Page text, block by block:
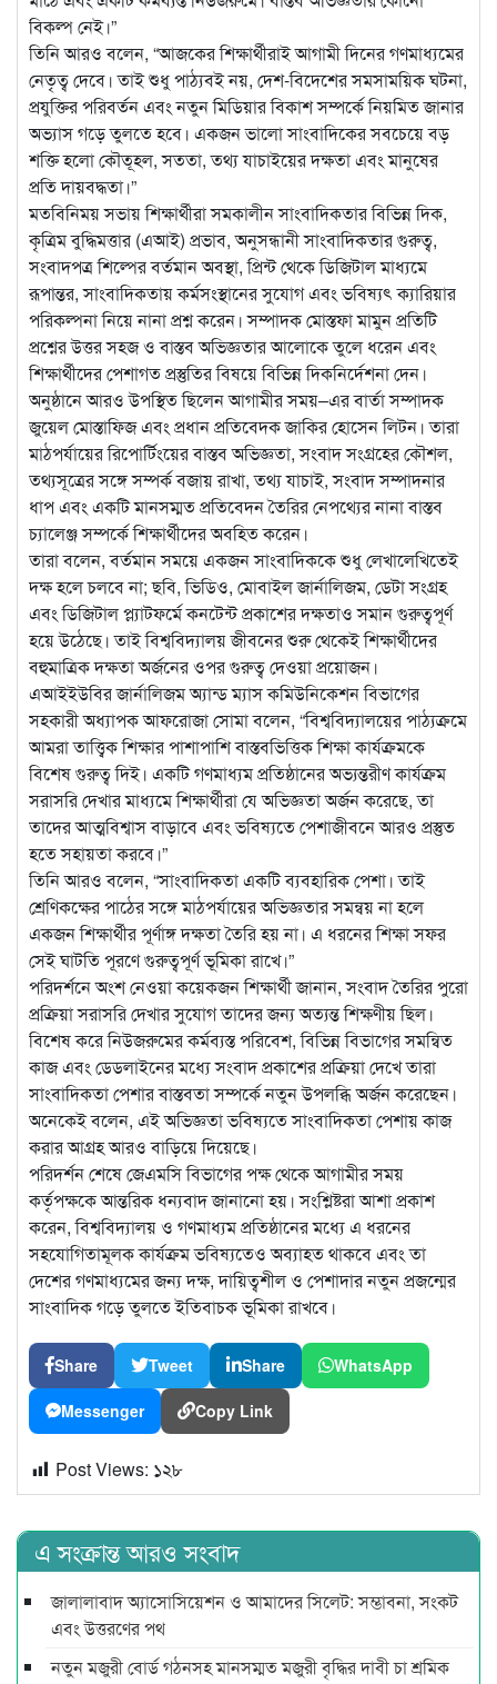
বিকল্প নেই।”
তিনি আরও বলেন, “আজকের শিক্ষার্থীরাই আগামী দিনের গণমাধ্যমের
নেতৃত্ব দেবে। তাই শুধু পাঠ্যবই নয়, দেশ-বিদেশের সমসাময়িক ঘটনা,
প্রযুক্তির পরিবর্তন এবং নতুন মিডিয়ার বিকাশ সম্পর্কে নিয়মিত জানার
অভ্যাস গড়ে তুলতে হবে। একজন ভালো সাংবাদিকের সবচেয়ে বড়
শক্তি হলো কৌতূহল, সততা, তথ্য যাচাইয়ের দক্ষতা এবং মানুষের
প্রতি দায়বদ্ধতা।”
মতবিনিময় সভায় শিক্ষার্থীরা সমকালীন সাংবাদিকতার বিভিন্ন দিক,
কৃত্রিম বুদ্ধিমত্তার (এআই) প্রভাব, অনুসন্ধানী সাংবাদিকতার গুরুত্ব,
সংবাদপত্র শিল্পের বর্তমান অবস্থা, প্রিন্ট থেকে ডিজিটাল মাধ্যমে
রূপান্তর, সাংবাদিকতায় কর্মসংস্থানের সুযোগ এবং ভবিষ্যৎ ক্যারিয়ার
পরিকল্পনা নিয়ে নানা প্রশ্ন করেন। সম্পাদক মোস্তফা মামুন প্রতিটি
প্রশ্নের উত্তর সহজ ও বাস্তব অভিজ্ঞতার আলোকে তুলে ধরেন এবং
শিক্ষার্থীদের পেশাগত প্রস্তুতির বিষয়ে বিভিন্ন দিকনির্দেশনা দেন।
অনুষ্ঠানে আরও উপস্থিত ছিলেন আগামীর সময়–এর বার্তা সম্পাদক
জুয়েল মোস্তাফিজ এবং প্রধান প্রতিবেদক জাকির হোসেন লিটন। তারা
মাঠপর্যায়ের রিপোর্টিংয়ের বাস্তব অভিজ্ঞতা, সংবাদ সংগ্রহের কৌশল,
তথ্যসূত্রের সঙ্গে সম্পর্ক বজায় রাখা, তথ্য যাচাই, সংবাদ সম্পাদনার
ধাপ এবং একটি মানসম্মত প্রতিবেদন তৈরির নেপথ্যের নানা বাস্তব
চ্যালেঞ্জ সম্পর্কে শিক্ষার্থীদের অবহিত করেন।
তারা বলেন, বর্তমান সময়ে একজন সাংবাদিককে শুধু লেখালেখিতেই
দক্ষ হলে চলবে না; ছবি, ভিডিও, মোবাইল জার্নালিজম, ডেটা সংগ্রহ
এবং ডিজিটাল প্ল্যাটফর্মে কনটেন্ট প্রকাশের দক্ষতাও সমান গুরুত্বপূর্ণ
হয়ে উঠেছে। তাই বিশ্ববিদ্যালয় জীবনের শুরু থেকেই শিক্ষার্থীদের
বহুমাত্রিক দক্ষতা অর্জনের ওপর গুরুত্ব দেওয়া প্রয়োজন।
এআইইউবির জার্নালিজম অ্যান্ড ম্যাস কমিউনিকেশন বিভাগের
সহকারী অধ্যাপক আফরোজা সোমা বলেন, “বিশ্ববিদ্যালয়ের পাঠ্যক্রমে
আমরা তাত্ত্বিক শিক্ষার পাশাপাশি বাস্তবভিত্তিক শিক্ষা কার্যক্রমকে
বিশেষ গুরুত্ব দিই। একটি গণমাধ্যম প্রতিষ্ঠানের অভ্যন্তরীণ কার্যক্রম
সরাসরি দেখার মাধ্যমে শিক্ষার্থীরা যে অভিজ্ঞতা অর্জন করেছে, তা
তাদের আত্মবিশ্বাস বাড়াবে এবং ভবিষ্যতে পেশাজীবনে আরও প্রস্তুত
হতে সহায়তা করবে।”
তিনি আরও বলেন, “সাংবাদিকতা একটি ব্যবহারিক পেশা। তাই
শ্রেণিকক্ষের পাঠের সঙ্গে মাঠপর্যায়ের অভিজ্ঞতার সমন্বয় না হলে
একজন শিক্ষার্থীর পূর্ণাঙ্গ দক্ষতা তৈরি হয় না। এ ধরনের শিক্ষা সফর
সেই ঘাটতি পূরণে গুরুত্বপূর্ণ ভূমিকা রাখে।”
পরিদর্শনে অংশ নেওয়া কয়েকজন শিক্ষার্থী জানান, সংবাদ তৈরির পুরো
প্রক্রিয়া সরাসরি দেখার সুযোগ তাদের জন্য অত্যন্ত শিক্ষণীয় ছিল।
বিশেষ করে নিউজরুমের কর্মব্যস্ত পরিবেশ, বিভিন্ন বিভাগের সমন্বিত
কাজ এবং ডেডলাইনের মধ্যে সংবাদ প্রকাশের প্রক্রিয়া দেখে তারা
সাংবাদিকতা পেশার বাস্তবতা সম্পর্কে নতুন উপলব্ধি অর্জন করেছেন।
অনেকেই বলেন, এই অভিজ্ঞতা ভবিষ্যতে সাংবাদিকতা পেশায় কাজ
করার আগ্রহ আরও বাড়িয়ে দিয়েছে।
পরিদর্শন শেষে জেএমসি বিভাগের পক্ষ থেকে আগামীর সময়
কর্তৃপক্ষকে আন্তরিক ধন্যবাদ জানানো হয়। সংশ্লিষ্টরা আশা প্রকাশ
করেন, বিশ্ববিদ্যালয় ও গণমাধ্যম প্রতিষ্ঠানের মধ্যে এ ধরনের
সহযোগিতামূলক কার্যক্রম ভবিষ্যতেও অব্যাহত থাকবে এবং তা
দেশের গণমাধ্যমের জন্য দক্ষ, দায়িত্বশীল ও পেশাদার নতুন প্রজন্মের
সাংবাদিক গড়ে তুলতে ইতিবাচক ভূমিকা রাখবে।
Share Tweet Share WhatsApp
Messenger Copy Link
Post Views: ১২৮
এ সংক্রান্ত আরও সংবাদ
জালালাবাদ অ্যাসোসিয়েশন ও আমাদের সিলেট: সম্ভাবনা, সংকট
এবং উত্তরণের পথ
নতুন মজুরী বোর্ড গঠনসহ মানসম্মত মজুরী বৃদ্ধির দাবী চা শ্রমিক